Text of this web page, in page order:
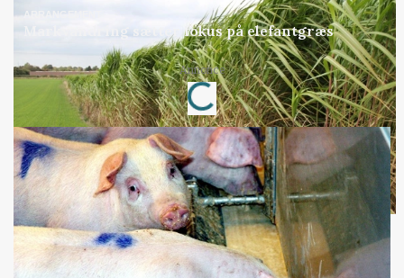
ARRANGEMENT
Markvandring sætter fokus på elefantgræs
Annonce
Loading...